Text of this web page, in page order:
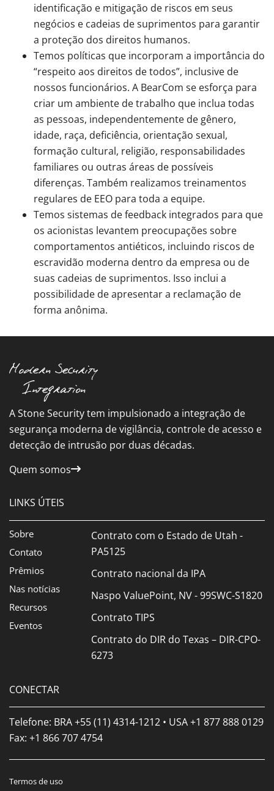
identificação e mitigação de riscos em seus
negócios e cadeias de suprimentos para garantir
a proteção dos direitos humanos.
Temos políticas que incorporam a importância do
“respeito aos direitos de todos”, inclusive de
nossos funcionários. A BearCom se esforça para
criar um ambiente de trabalho que inclua todas
as pessoas, independentemente de gênero,
idade, raça, deficiência, orientação sexual,
formação cultural, religião, responsabilidades
familiares ou outras áreas de possíveis
diferenças. Também realizamos treinamentos
regulares de EEO para toda a equipe.
Temos sistemas de feedback integrados para que
os acionistas levantem preocupações sobre
comportamentos antiéticos, incluindo riscos de
escravidão moderna dentro da empresa ou de
suas cadeias de suprimentos. Isso inclui a
possibilidade de apresentar a reclamação de
forma anônima.
A Stone Security tem impulsionado a integração de
segurança moderna de vigilância, controle de acesso e
detecção de intrusão por duas décadas.
Quem somos
LINKS ÚTEIS
Sobre
Contato
Prêmios
Nas notícias
Recursos
Eventos
Contrato com o Estado de Utah -
PA5125
Contrato nacional da IPA
Naspo ValuePoint, NV - 99SWC-S1820
Contrato TIPS
Contrato do DIR do Texas – DIR-CPO-
6273
CONECTAR
Telefone: BRA +55 (11) 4314-1212 • USA+1 877 888 0129
Fax: +1 866 707 4754
Termos de uso